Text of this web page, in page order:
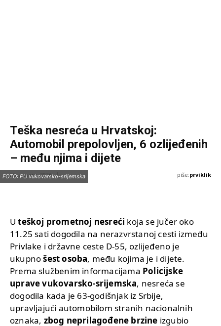
Teška nesreća u Hrvatskoj:
Automobil prepolovljen, 6 ozlijeđenih
– među njima i dijete
26 Januara, 2026 piše:prviklik
FOTO: PU vukovarsko-srijemska
Uteškoj prometnoj nesreći koja se jučer oko
11.25 sati dogodila na nerazvrstanoj cesti između
Privlake i državne ceste D-55, ozlijeđeno je
ukupnošest osoba, među kojima je i dijete.
Prema službenim informacijama Policijske
uprave vukovarsko-srijemska, nesreća se
dogodila kada je 63-godišnjak iz Srbije,
upravljajući automobilom stranih nacionalnih
oznaka, zbog neprilagođene brzine izgubio